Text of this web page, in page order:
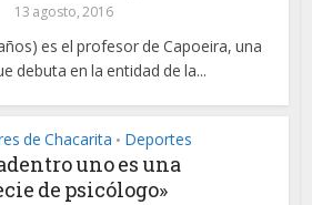
13 agosto, 2016
es el profesor de Capoeira, una
debuta en la entidad de la...
de Chacarita • Deportes
uno es una
de psicólogo»